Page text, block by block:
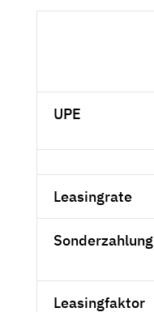
UPE
Leasingrate
Sonderzahlung
Leasingfaktor